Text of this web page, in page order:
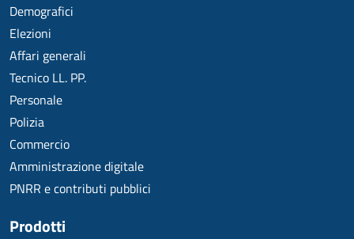
Demografici
Elezioni
Affari generali
Tecnico LL. PP.
Personale
Polizia
Commercio
Amministrazione digitale
PNRR e contributi pubblici
Prodotti